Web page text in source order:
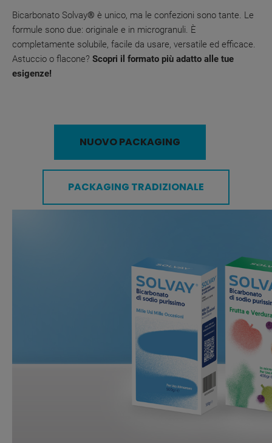
Bicarbonato Solvay® è unico, ma le confezioni sono tante. Le
formule sono due: originale e in microgranuli. È
completamente solubile, facile da usare, versatile ed efficace.
Astuccio o flacone? Scopri il formato più adatto alle tue
esigenze!
NUOVO PACKAGING
PACKAGING TRADIZIONALE